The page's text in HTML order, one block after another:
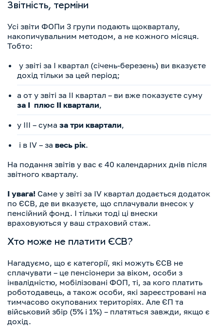
Звітність, терміни
Усі звіти ФОПи 3 групи подають щокварталу,
накопичувальним методом, а не кожного місяця.
Тобто:
у звіті за І квартал (січень-березень) ви вказуєте
дохід тільки за цей період;
а от у звіті за ІІ квартал – ви вже показуєте суму
за І плюс ІІ квартали,
у ІІІ – сума за три квартали,
і в IV – за весь рік.
На подання звітів у вас є 40 календарних днів після
звітного кварталу.
І увага! Саме у звіті за IV квартал додається додаток
по ЄСВ, де ви вказуєте, що сплачували внесок у
пенсійний фонд. І тільки тоді ці внески
враховуються у ваш страховий стаж.
Хто може не платити ЄСВ?
Нагадуємо, що є категорії, які можуть ЄСВ не
сплачувати – це пенсіонери за віком, особи з
інвалідністю, мобілізовані ФОП, ті, за кого платить
роботодавець, а також особи, які зареєстровані на
тимчасово окупованих територіях. Але ЄП та
військовий збір (5% і 1%) – платяться завжди, якщо є
дохід.